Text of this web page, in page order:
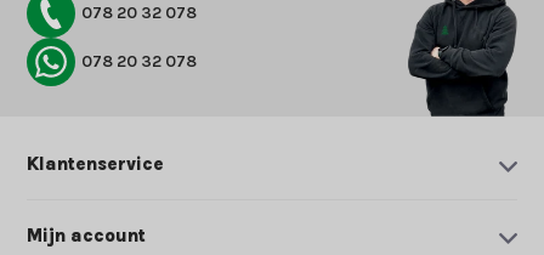
078 20 32 078
078 20 32 078
Klantenservice
Mijn account